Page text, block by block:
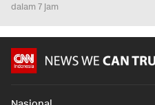
dalam 7 jam